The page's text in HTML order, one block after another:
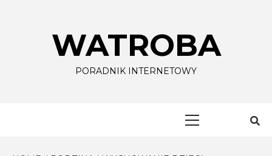
WATROBA
PORADNIK INTERNETOWY